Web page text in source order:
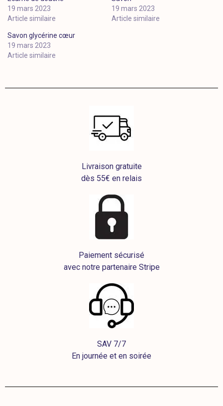
19 mars 2023
Article similaire
19 mars 2023
Article similaire
Savon glycérine cœur
19 mars 2023
Article similaire
Livraison gratuite
dès 55€ en relais
Paiement sécurisé
avec notre partenaire Stripe
SAV 7/7
En journée et en soirée